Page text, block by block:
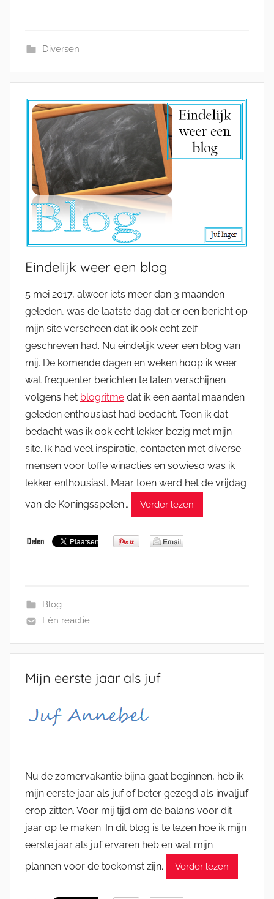
Diversen
Eindelijk weer een blog
5 mei 2017, alweer iets meer dan 3 maanden
geleden, was de laatste dag dat er een bericht op
mijn site verscheen dat ik ook echt zelf
geschreven had. Nu eindelijk weer een blog van
mij. De komende dagen en weken hoop ik weer
wat frequenter berichten te laten verschijnen
volgens het blogritme dat ik een aantal maanden
geleden enthousiast had bedacht. Toen ik dat
bedacht was ik ook echt lekker bezig met mijn
site. Ik had veel inspiratie, contacten met diverse
mensen voor toffe winacties en sowieso was ik
lekker enthousiast. Maar toen werd het de vrijdag
van de Koningsspelen…
Verder lezen
Blog
Eén reactie
Mijn eerste jaar als juf
Nu de zomervakantie bijna gaat beginnen, heb ik
mijn eerste jaar als juf of beter gezegd als invaljuf
erop zitten. Voor mij tijd om de balans voor dit
jaar op te maken. In dit blog is te lezen hoe ik mijn
eerste jaar als juf ervaren heb en wat mijn
plannen voor de toekomst zijn.
Verder lezen